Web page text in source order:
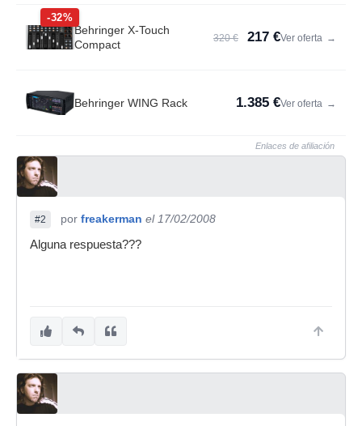
-32%
Behringer X-Touch
Compact
320 € 217 €Ver oferta →
Behringer WING Rack 1.385 €Ver oferta →
Enlaces de afiliación
#2 por freakerman el 17/02/2008
Alguna respuesta???